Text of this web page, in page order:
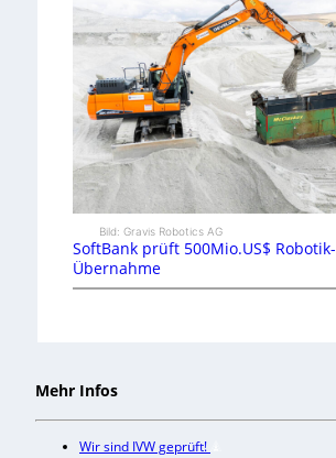
Bild: Gravis Robotics AG
SoftBank prüft 500Mio.US$ Robotik-
Übernahme
Mehr Infos
Wir sind IVW geprüft!